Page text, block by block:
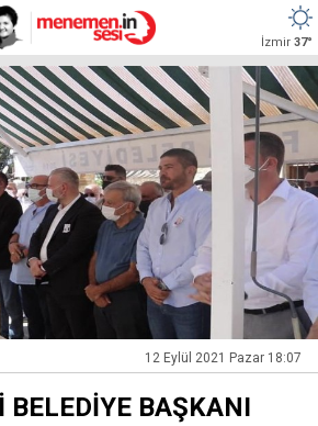
İzmir 37°
12 Eylül 2021 Pazar 18:07
BELEDİYE BAŞKANI